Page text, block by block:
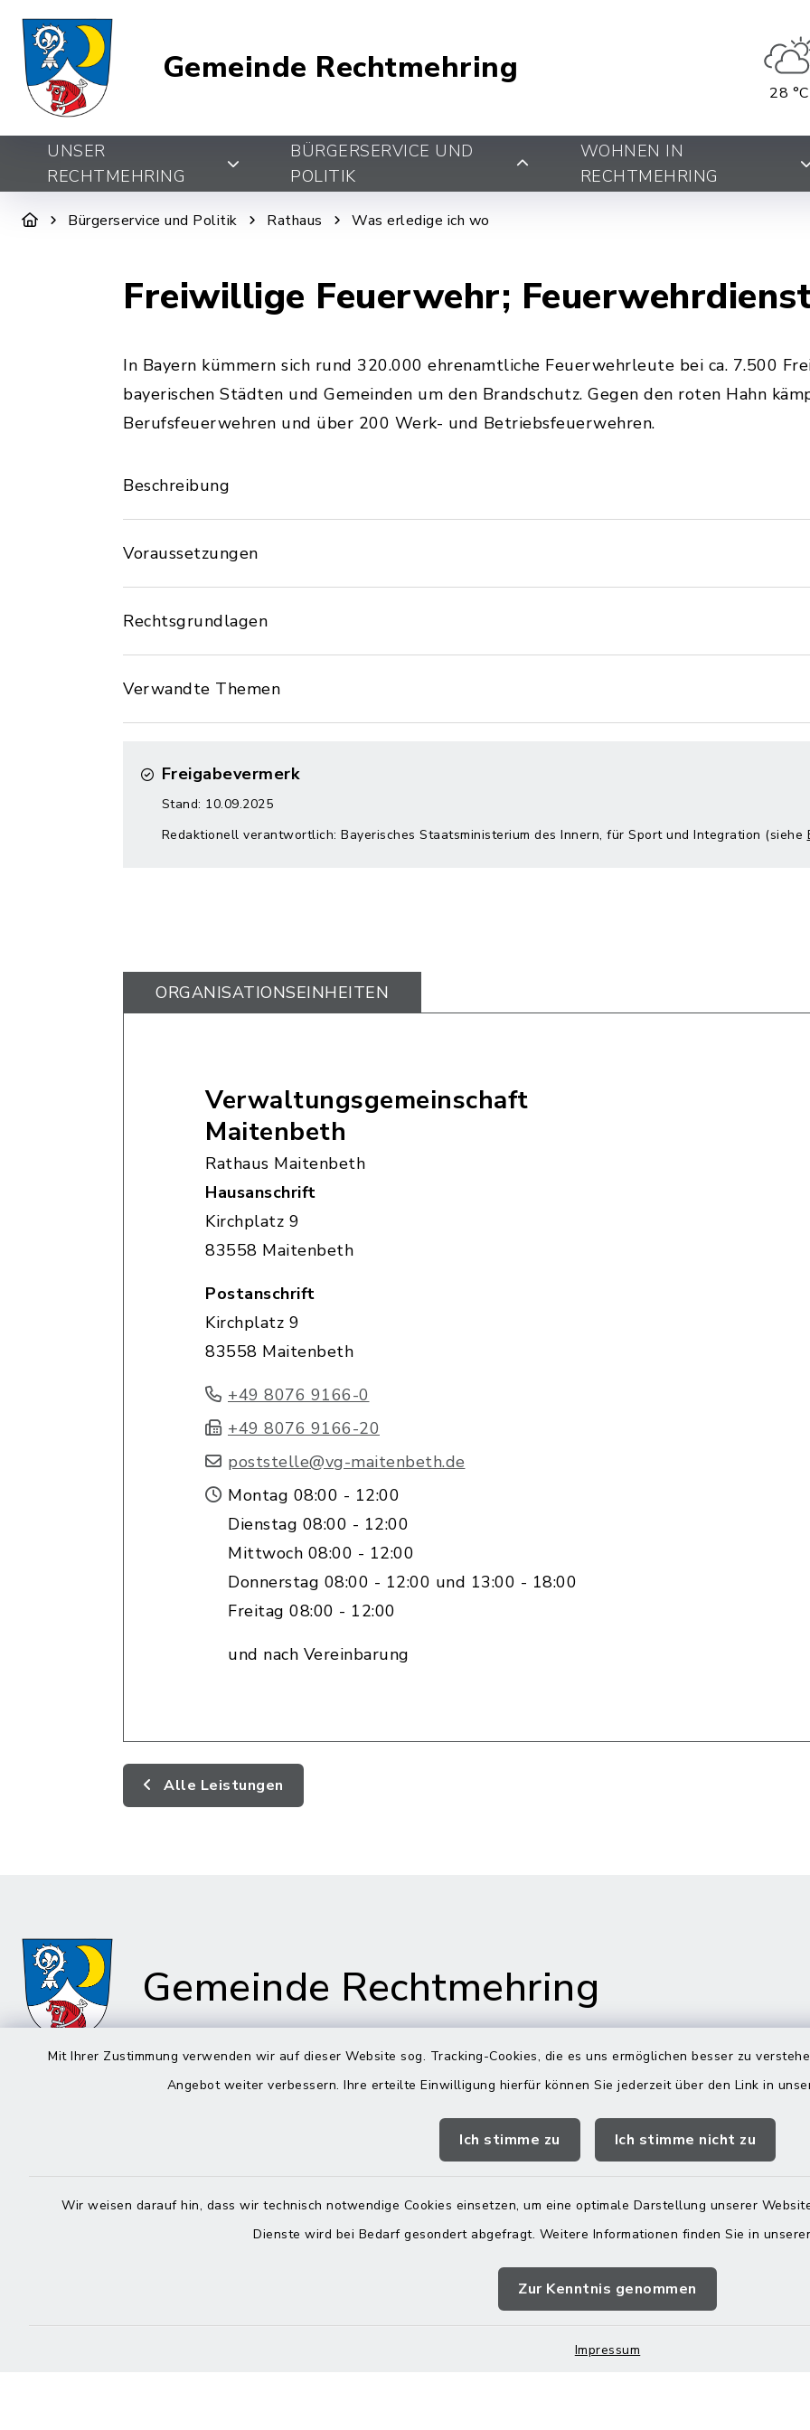
Mit Ihrer Zustimmung verwenden wir auf dieser Website sog. Tracking-Cookies, die es uns ermöglichen besser zu
Angebot weiter verbessern. Ihre erteilte Einwilligung hierfür können Sie jederzeit über den Link in
Ich stimme zu Ich stimme nicht zu
Wir weisen darauf hin, dass wir technisch notwendige Cookies einsetzen, um eine optimale Darstellung unserer
Dienste wird bei Bedarf gesondert abgefragt. Weitere Informationen finden Sie in
Zur Kenntnis genommen
Impressum
Gemeinde Rechtmehring
28 °C
UNSER
RECHTMEHRING
BÜRGERSERVICE UND
POLITIK
WOHNEN IN
RECHTMEHRING
Bürgerservice und Politik Rathaus Was erledige ich wo
Freiwillige Feuerwehr;
In Bayern kümmern sich rund 320.000 ehrenamtliche Feuerwehrleute bei ca. 7.500
bayerischen Städten und Gemeinden um den Brandschutz. Gegen den roten Hahn
Berufsfeuerwehren und über 200 Werk- und Betriebsfeuerwehren.
Beschreibung
Voraussetzungen
Rechtsgrundlagen
Verwandte Themen
Freigabevermerk
Stand: 10.09.2025
Redaktionell verantwortlich: Bayerisches Staatsministerium des Innern, für Sport und Integration (siehe
ORGANISATIONS­EINHEITEN
Verwaltungsgemeinschaft
Maitenbeth
Rathaus Maitenbeth
Hausanschrift
Kirchplatz 9
83558 Maitenbeth
Postanschrift
Kirchplatz 9
83558 Maitenbeth
+49 8076 9166-0
+49 8076 9166-20
poststelle@vg-maitenbeth.de
Montag 08:00 - 12:00
Dienstag 08:00 - 12:00
Mittwoch 08:00 - 12:00
Donnerstag 08:00 - 12:00 und 13:00 - 18:00
Freitag 08:00 - 12:00
und nach Vereinbarung
Alle Leistungen
Gemeinde Rechtmehring
83562 Rechtmehring
08076 9166-0
08076 9166-20
Rathäuser
08:00-12:00 Uhr
Donnerstag zusätzlich:
13:00-18:00 Uhr